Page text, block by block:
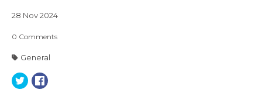
28 Nov2024
0 Comments
General